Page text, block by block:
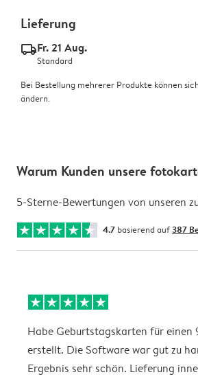
Lieferung
delivery_standard_v2Fr. 21 Aug.
Standard
Bei Bestellung mehrerer Produkte können
ändern.
Warum Kunden unsere
5-Sterne-Bewertungen von unseren
4.7 basierend auf387
Habe Geburtstagskarten für einen
erstellt. Die Software war gut zu
Ergebnis sehr schön. Lieferung